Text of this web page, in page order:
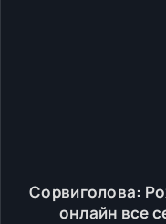
Сорвиголова:
онлайн все